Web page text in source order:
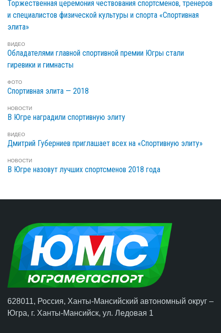
Торжественная церемония чествования спортсменов, тренеров
и специалистов физической культуры и спорта «Спортивная
элита»
ВИДЕО
Обладателями главной спортивной премии Югры стали
гиревики и гимнасты
ФОТО
Спортивная элита — 2018
НОВОСТИ
В Югре наградили спортивную элиту
ВИДЕО
Дмитрий Губерниев приглашает всех на «Спортивную элиту»
НОВОСТИ
В Югре назовут лучших спортсменов 2018 года
628011, Россия, Ханты-Мансийский автономный округ –
Югра, г. Ханты-Мансийск, ул. Ледовая 1